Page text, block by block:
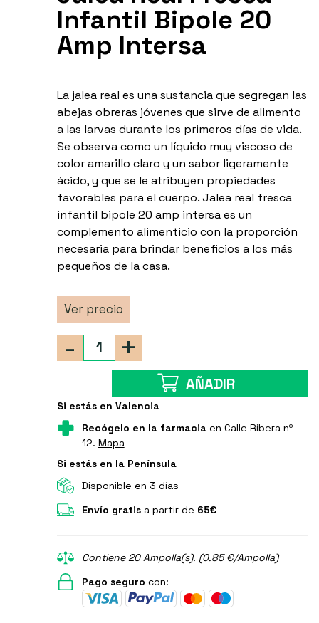
Infantil Bipole 20
Amp Intersa
La jalea real es una sustancia que segregan las
abejas obreras jóvenes que sirve de alimento
a las larvas durante los primeros días de vida.
Se observa como un líquido muy viscoso de
color amarillo claro y un sabor ligeramente
ácido, y que se le atribuyen propiedades
favorables para el cuerpo. Jalea real fresca
infantil bipole 20 amp intersa es un
complemento alimenticio con la proporción
necesaria para brindar beneficios a los más
pequeños de la casa.
Ver precio
+
-
AÑADIR
Si estás en Valencia
Recógelo en la farmaciaen Calle Ribera nº
12. Mapa
Si estás en la Península
Disponible en 3 días
Envío gratisa partir de 65€
Contiene 20 Ampolla(s). (0.85 €/Ampolla)
Pago seguro con: